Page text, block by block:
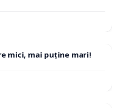
mici, mai puține mari!